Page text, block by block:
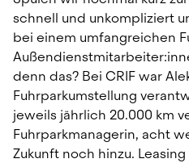
schnell und unkompliziert
bei einem umfangreichen
denn das? Bei CRIF war
Fuhrparkumstellung
jeweils jährlich 20.000 km
Fuhrparkmanagerin, acht
Zukunft noch hinzu. Leasing